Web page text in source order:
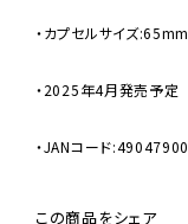
・カプセルサイズ:65mm
・2025年4月発売予定
・JANコード
この商品をシェア